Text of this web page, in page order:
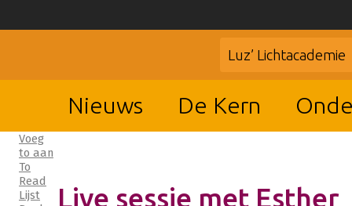
Luz’ Lichtacademie
Nieuws De Kern
Voeg
to aan
To
Read
Lijst
Live sessie met Esther